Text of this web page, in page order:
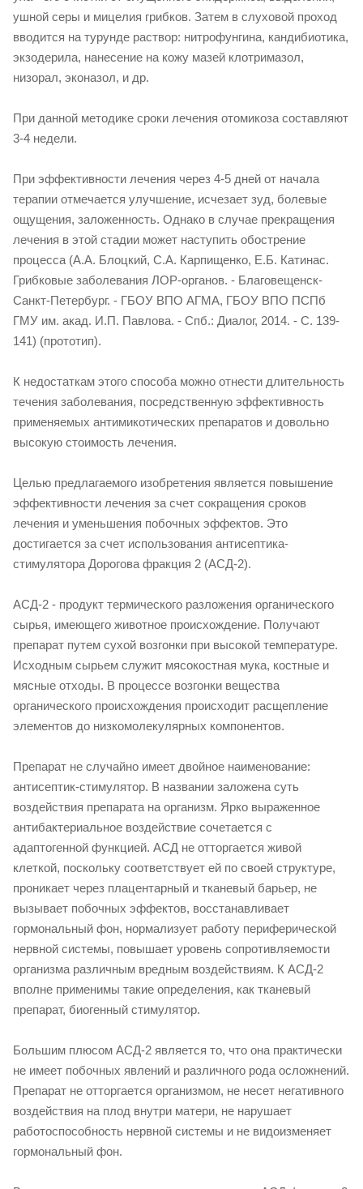
ушной серы и мицелия грибков. Затем в слуховой проход
вводится на турунде раствор: нитрофунгина, кандибиотика,
экзодерила, нанесение на кожу мазей клотримазол,
низорал, эконазол, и др.
При данной методике сроки лечения отомикоза составляют
3-4 недели.
При эффективности лечения через 4-5 дней от начала
терапии отмечается улучшение, исчезает зуд, болевые
ощущения, заложенность. Однако в случае прекращения
лечения в этой стадии может наступить обострение
процесса (А.А. Блоцкий, С.А. Карпищенко, Е.Б. Катинас.
Грибковые заболевания ЛОР-органов. - Благовещенск-
Санкт-Петербург. - ГБОУ ВПО АГМА, ГБОУ ВПО ПСПб
ГМУ им. акад. И.П. Павлова. - Спб.: Диалог, 2014. - С. 139-
141) (прототип).
К недостаткам этого способа можно отнести длительность
течения заболевания, посредственную эффективность
применяемых антимикотических препаратов и довольно
высокую стоимость лечения.
Целью предлагаемого изобретения является повышение
эффективности лечения за счет сокращения сроков
лечения и уменьшения побочных эффектов. Это
достигается за счет использования антисептика-
стимулятора Дорогова фракция 2 (АСД-2).
АСД-2 - продукт термического разложения органического
сырья, имеющего животное происхождение. Получают
препарат путем сухой возгонки при высокой температуре.
Исходным сырьем служит мясокостная мука, костные и
мясные отходы. В процессе возгонки вещества
органического происхождения происходит расщепление
элементов до низкомолекулярных компонентов.
Препарат не случайно имеет двойное наименование:
антисептик-стимулятор. В названии заложена суть
воздействия препарата на организм. Ярко выраженное
антибактериальное воздействие сочетается с
адаптогенной функцией. АСД не отторгается живой
клеткой, поскольку соответствует ей по своей структуре,
проникает через плацентарный и тканевый барьер, не
вызывает побочных эффектов, восстанавливает
гормональный фон, нормализует работу периферической
нервной системы, повышает уровень сопротивляемости
организма различным вредным воздействиям. К АСД-2
вполне применимы такие определения, как тканевый
препарат, биогенный стимулятор.
Большим плюсом АСД-2 является то, что она практически
не имеет побочных явлений и различного рода осложнений.
Препарат не отторгается организмом, не несет негативного
воздействия на плод внутри матери, не нарушает
работоспособность нервной системы и не видоизменяет
гормональный фон.